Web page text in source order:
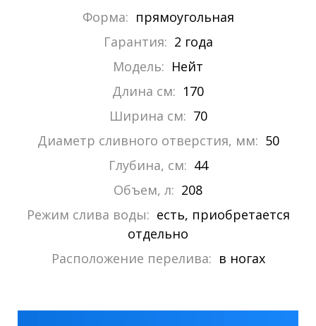
Форма: прямоугольная
Гарантия: 2 года
Модель: Нейт
Длина см: 170
Ширина см: 70
Диаметр сливного отверстия, мм: 50
Глубина, см: 44
Объем, л: 208
Режим слива воды: есть, приобретается
отдельно
Расположение перелива: в ногах